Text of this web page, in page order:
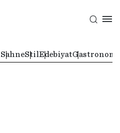
SahneStil EdebiyatGastronomi